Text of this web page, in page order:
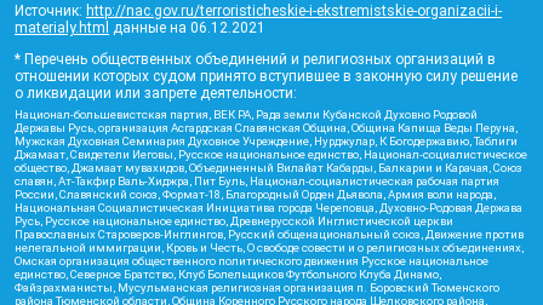
Источник: http://nac.gov.ru/terroristicheskie-i-ekstremistskie-organizacii-i-
materialy.html данные на 06.12.2021
* Перечень общественных объединений и религиозных организаций в
отношении которых судом принято вступившее в законную силу решение
о ликвидации или запрете деятельности:
Национал-большевистская партия, ВЕК РА, Рада земли Кубанской Духовно Родовой
Державы Русь, организация Асгардская Славянская Община, Община Капища Веды Перуна,
Мужская Духовная Семинария Духовное Учреждение, Нурджулар, К Богодержавию, Таблиги
Джамаат, Свидетели Иеговы, Русское национальное единство, Национал-социалистическое
общество, Джамаат мувахидов, Объединенный Вилайат Кабарды, Балкарии и Карачая, Союз
славян, Ат-Такфир Валь-Хиджра, Пит Буль, Национал-социалистическая рабочая партия
России, Славянский союз, Формат-18, Благородный Орден Дьявола, Армия воли народа,
Национальная Социалистическая Инициатива города Череповца, Духовно-Родовая Держава
Русь, Русское национальное единство, Древнерусской Инглистической церкви
Православных Староверов-Инглингов, Русский общенациональный союз, Движение против
нелегальной иммиграции, Кровь и Честь, О свободе совести и о религиозных объединениях,
Омская организация общественного политического движения Русское национальное
единство, Северное Братство, Клуб Болельщиков Футбольного Клуба Динамо,
Файзрахманисты, Мусульманская религиозная организация п. Боровский Тюменского
района Тюменской области, Община Коренного Русского народа Щелковского района,